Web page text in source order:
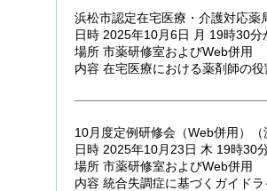
浜松市認定在宅医療・介護対応
日時 2025年10月6日 月 19時30分
場所 市薬研修室およびWeb併用
内容 在宅医療における薬剤師の
10月度定例研修会（Web併用）（
日時 2025年10月23日 木 19時30
場所 市薬研修室およびWeb併用
内容 統合失調症に基づくガイド